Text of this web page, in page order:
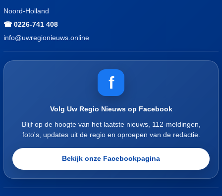
Noord-Holland
☎ 0226-741 408
info@uwregionieuws.online
f
Volg Uw Regio Nieuws op Facebook
Blijf op de hoogte van het laatste nieuws, 112-meldingen,
foto's, updates uit de regio en oproepen van de redactie.
Bekijk onze Facebookpagina